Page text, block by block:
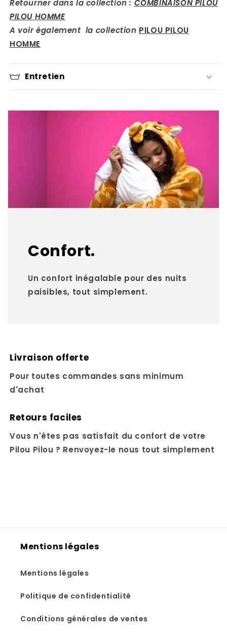
Retourner dans la collection : COMBINAISON PILOU
PILOU HOMME
A voir également la collection PILOU PILOU
HOMME
Entretien
Confort.
Un confort inégalable pour des nuits
paisibles, tout simplement.
Livraison offerte
Pour toutes commandes sans minimum
d'achat
Retours faciles
Vous n'êtes pas satisfait du confort de votre
Pilou Pilou ? Renvoyez-le nous tout simplement
Mentions légales
Mentions légales
Politique de confidentialité
Conditions générales de ventes